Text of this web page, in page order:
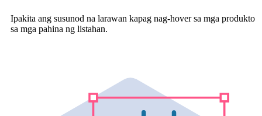
Ipakita ang susunod na larawan kapag nag-hover sa mga produkto
sa mga pahina ng listahan.